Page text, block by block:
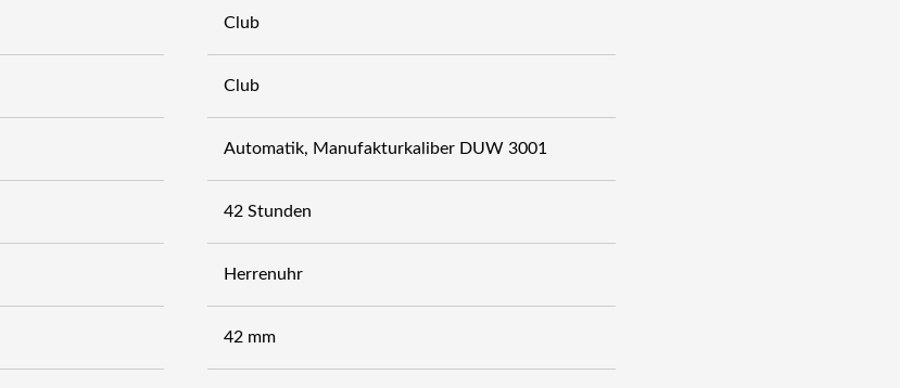
Club
Club
Automatik, Manufakturkaliber DUW 3001
42 Stunden
Herrenuhr
42 mm